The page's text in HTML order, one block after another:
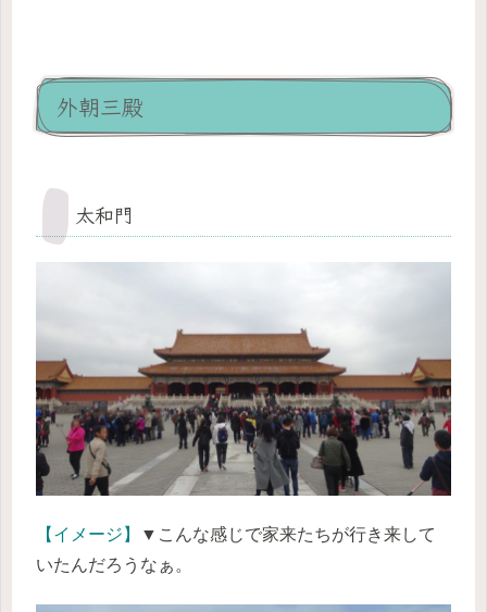
外朝三殿
太和門
【イメージ】
▼こんな感じで家来たちが行き来して
いたんだろうなぁ。